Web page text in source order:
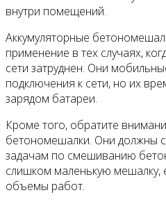
внутри помещений.
Аккумуляторные
применение в тех случаях,
сети затруднен. Они
подключения к сети, но их
зарядом батареи.
Кроме того, обратите
бетономешалки. Они должны
задачам по смешиванию
слишком маленькую мешалку,
объемы работ.